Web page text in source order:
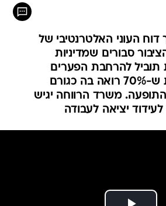
דוח העוני האלטרנטיבי של
כ-41% מהציבור סבורים שמדיניות
תוביל להרחבת הפערים
החברתיים, למרות ש-70% רואה בה כגורם
משרד הרווחה יגיש
יציאה לעבודה